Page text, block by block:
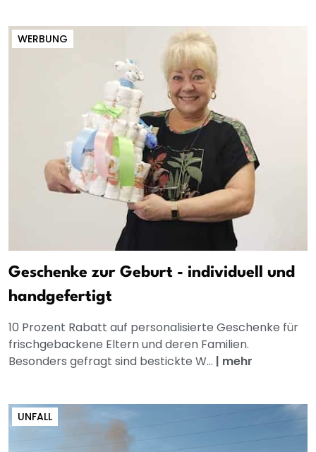
WERBUNG
Geschenke zur Geburt - individuell und
handgefertigt
10 Prozent Rabatt auf personalisierte Geschenke für
frischgebackene Eltern und deren Familien.
Besonders gefragt sind bestickte W... | mehr
UNFALL